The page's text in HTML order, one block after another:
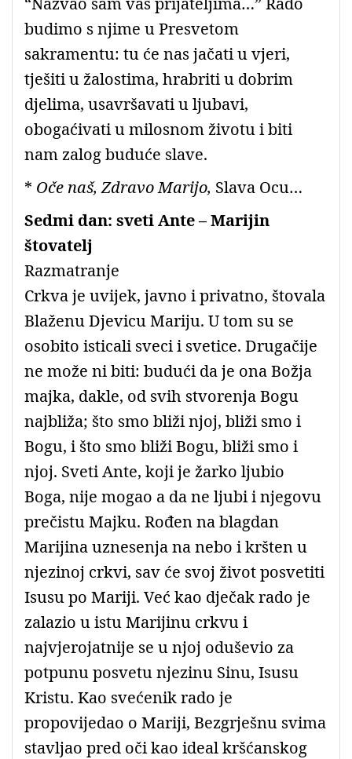
budimo s njime u Presvetom
sakramentu: tu će nas jačati u vjeri,
tješiti u žalostima, hrabriti u dobrim
djelima, usavršavati u ljubavi,
obogaćivati u milosnom životu i biti
nam zalog buduće slave.
* Oče naš, Zdravo Marijo, Slava Ocu…
Sedmi dan: sveti Ante – Marijin
štovatelj
Razmatranje
Crkva je uvijek, javno i privatno, štovala
Blaženu Djevicu Mariju. U tom su se
osobito isticali sveci i svetice. Drugačije
ne može ni biti: budući da je ona Božja
majka, dakle, od svih stvorenja Bogu
najbliža; što smo bliži njoj, bliži smo i
Bogu, i što smo bliži Bogu, bliži smo i
njoj. Sveti Ante, koji je žarko ljubio
Boga, nije mogao a da ne ljubi i njegovu
prečistu Majku. Rođen na blagdan
Marijina uznesenja na nebo i kršten u
njezinoj crkvi, sav će svoj život posvetiti
Isusu po Mariji. Već kao dječak rado je
zalazio u istu Marijinu crkvu i
najvjerojatnije se u njoj oduševio za
potpunu posvetu njezinu Sinu, Isusu
Kristu. Kao svećenik rado je
propovijedao o Mariji, Bezgrješnu svima
stavljao pred oči kao ideal kršćanskog